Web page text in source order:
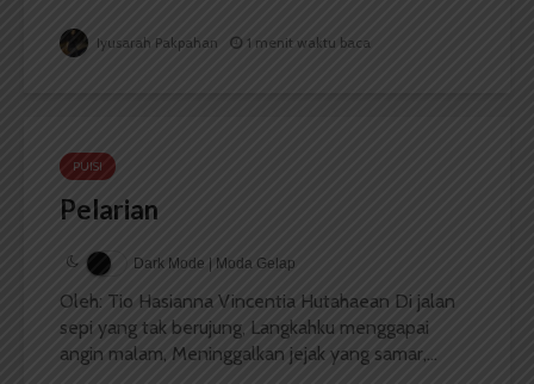
Iyusarah Pakpahan 1 menit waktu baca
PUISI
Pelarian
Dark Mode | Moda Gelap
Oleh: Tio Hasianna Vincentia Hutahaean Di jalan
sepi yang tak berujung, Langkahku menggapai
angin malam, Meninggalkan jejak yang samar,...